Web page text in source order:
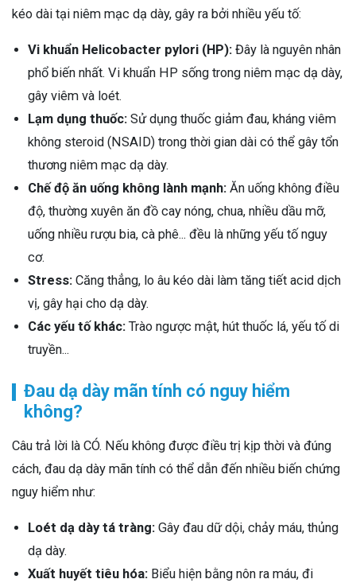
kéo dài tại niêm mạc dạ dày, gây ra bởi nhiều yếu tố:
Vi khuẩn Helicobacter pylori (HP): Đây là nguyên nhân
phổ biến nhất. Vi khuẩn HP sống trong niêm mạc dạ dày,
gây viêm và loét.
Lạm dụng thuốc: Sử dụng thuốc giảm đau, kháng viêm
không steroid (NSAID) trong thời gian dài có thể gây tổn
thương niêm mạc dạ dày.
Chế độ ăn uống không lành mạnh: Ăn uống không điều
độ, thường xuyên ăn đồ cay nóng, chua, nhiều dầu mỡ,
uống nhiều rượu bia, cà phê... đều là những yếu tố nguy
cơ.
Stress: Căng thẳng, lo âu kéo dài làm tăng tiết acid dịch
vị, gây hại cho dạ dày.
Các yếu tố khác: Trào ngược mật, hút thuốc lá, yếu tố di
truyền...
Đau dạ dày mãn tính có nguy hiểm
không?
Câu trả lời là CÓ. Nếu không được điều trị kịp thời và đúng
cách, đau dạ dày mãn tính có thể dẫn đến nhiều biến chứng
nguy hiểm như:
Loét dạ dày tá tràng: Gây đau dữ dội, chảy máu, thủng
dạ dày.
Xuất huyết tiêu hóa: Biểu hiện bằng nôn ra máu, đi